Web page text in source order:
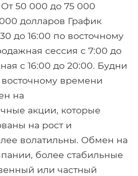
От 50 000 до 75 000
долларов График
до 16:00 по восточному
сессия с 7:00 до
с 16:00 до 20:00. Будни
восточному времени
на
акции, которые
на рост и
волатильны. Обмен на
более стабильные
или частный